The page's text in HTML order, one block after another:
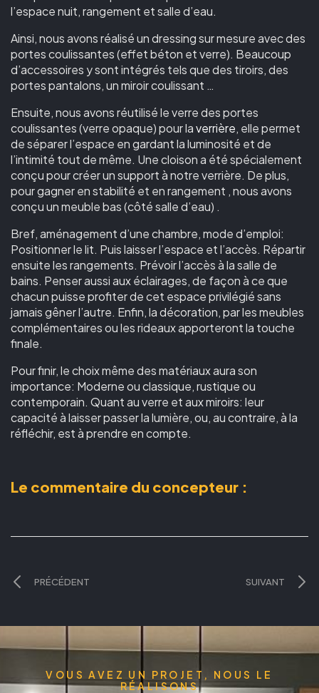
l’espace nuit, rangement et salle d’eau.
Ainsi, nous avons réalisé un dressing sur mesure avec des
portes coulissantes (effet béton et verre). Beaucoup
d’accessoires y sont intégrés tels que des tiroirs, des
portes pantalons, un miroir coulissant …
Ensuite, nous avons réutilisé le verre des portes
coulissantes (verre opaque) pour laverrière, elle permet
de séparer l’espace en gardant la luminosité et de
l’intimité tout de même. Une cloison a été spécialement
conçu pour créer un support à notre verrière. De plus,
pour gagner en stabilité et en rangement , nous avons
conçu un meuble bas (côté salle d’eau) .
Bref, aménagement d’une chambre, mode d’emploi:
Positionner le lit. Puis laisser l’espace et l’accès. Répartir
ensuite les rangements. Prévoir l’accès à la salle de
bains. Penser aussi aux éclairages, de façon à ce que
chacun puisse profiter de cet espace privilégié sans
jamais gêner l’autre. Enfin, la décoration, par les meubles
complémentaires ou les rideaux apporteront la touche
finale.
Pour finir, le choix même des matériaux aura son
importance: Moderne ou classique, rustique ou
contemporain. Quant au verre et aux miroirs: leur
capacité à laisser passer la lumière, ou, au contraire, à la
réfléchir, est à prendre en compte.
Le commentaire du concepteur :
PRÉCÉDENT SUIVANT
VOUS AVEZ UN PROJET, NOUS LE
RÉALISONS